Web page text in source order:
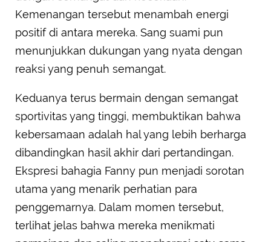
Kemenangan tersebut menambah energi
positif di antara mereka. Sang suami pun
menunjukkan dukungan yang nyata dengan
reaksi yang penuh semangat.
Keduanya terus bermain dengan semangat
sportivitas yang tinggi, membuktikan bahwa
kebersamaan adalah hal yang lebih berharga
dibandingkan hasil akhir dari pertandingan.
Ekspresi bahagia Fanny pun menjadi sorotan
utama yang menarik perhatian para
penggemarnya. Dalam momen tersebut,
terlihat jelas bahwa mereka menikmati